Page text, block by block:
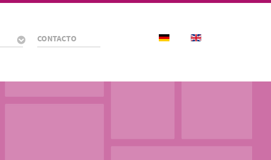
CONTACTO Seleccione su idioma